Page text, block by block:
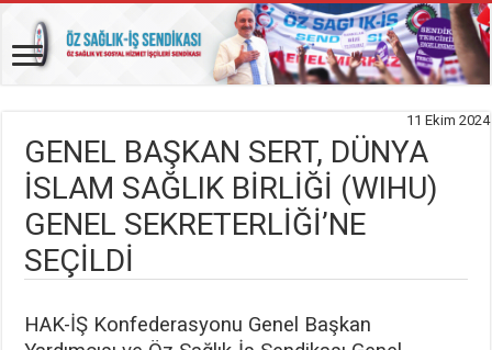
11 Ekim 2024
GENEL BAŞKAN SERT, DÜNYA
İSLAM SAĞLIK BİRLİĞİ (WIHU)
GENEL SEKRETERLİĞİ’NE
SEÇİLDİ
HAK-İŞ Konfederasyonu Genel Başkan